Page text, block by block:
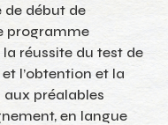
de début de
programme
réussite du test de
l’obtention et la
aux préalables
en langue